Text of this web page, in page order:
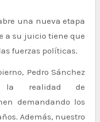
una nueva etapa
a su juicio tiene que
fuerzas políticas.
Pedro Sánchez
la realidad de
demandando los
Además, nuestro